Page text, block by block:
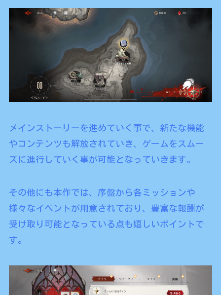
メインストーリーを進めていく事で、新たな機能
やコンテンツも解放されていき、ゲームをスムー
ズに進行していく事が可能となっていきます。
その他にも本作では、序盤から各ミッションや
様々なイベントが用意されており、豊富な報酬が
受け取り可能となっている点も嬉しいポイントで
す。